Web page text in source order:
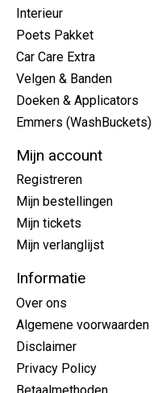
Interieur
Poets Pakket
Car Care Extra
Velgen & Banden
Doeken & Applicators
Emmers (WashBuckets)
Mijn account
Registreren
Mijn bestellingen
Mijn tickets
Mijn verlanglijst
Informatie
Over ons
Algemene voorwaarden
Disclaimer
Privacy Policy